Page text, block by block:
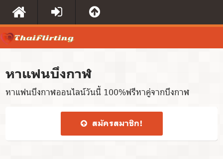
หาแฟนบึงกาฬ
หาแฟนบึงกาฬออนไลน์วันนี้ 100%ฟรีหาคู่จากบึงกาฬ
สมัคร​สมาชิก​!